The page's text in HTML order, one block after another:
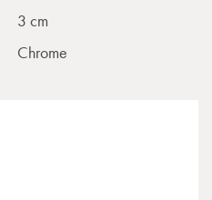
3 cm
Chrome